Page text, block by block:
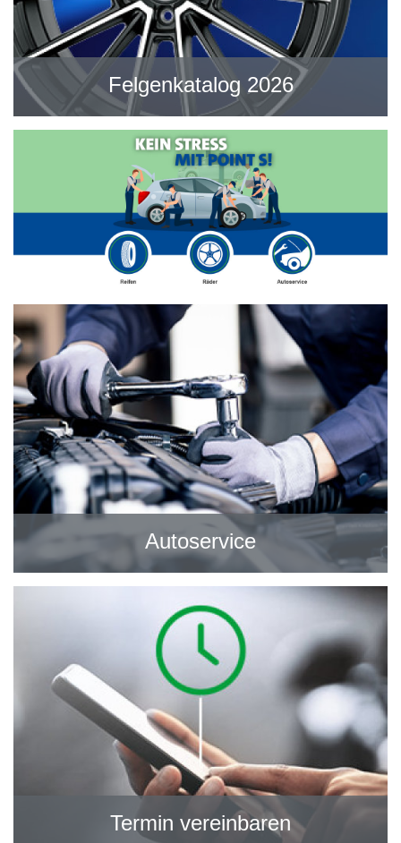
Felgenkatalog 2026
Autoservice
Termin vereinbaren